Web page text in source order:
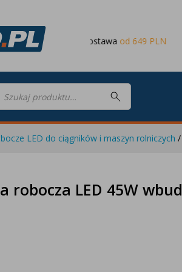
dostawa od 649 PLN
Lampy robocze LED
LED do ciągników i maszyn rolniczych /
robocza LED 45W